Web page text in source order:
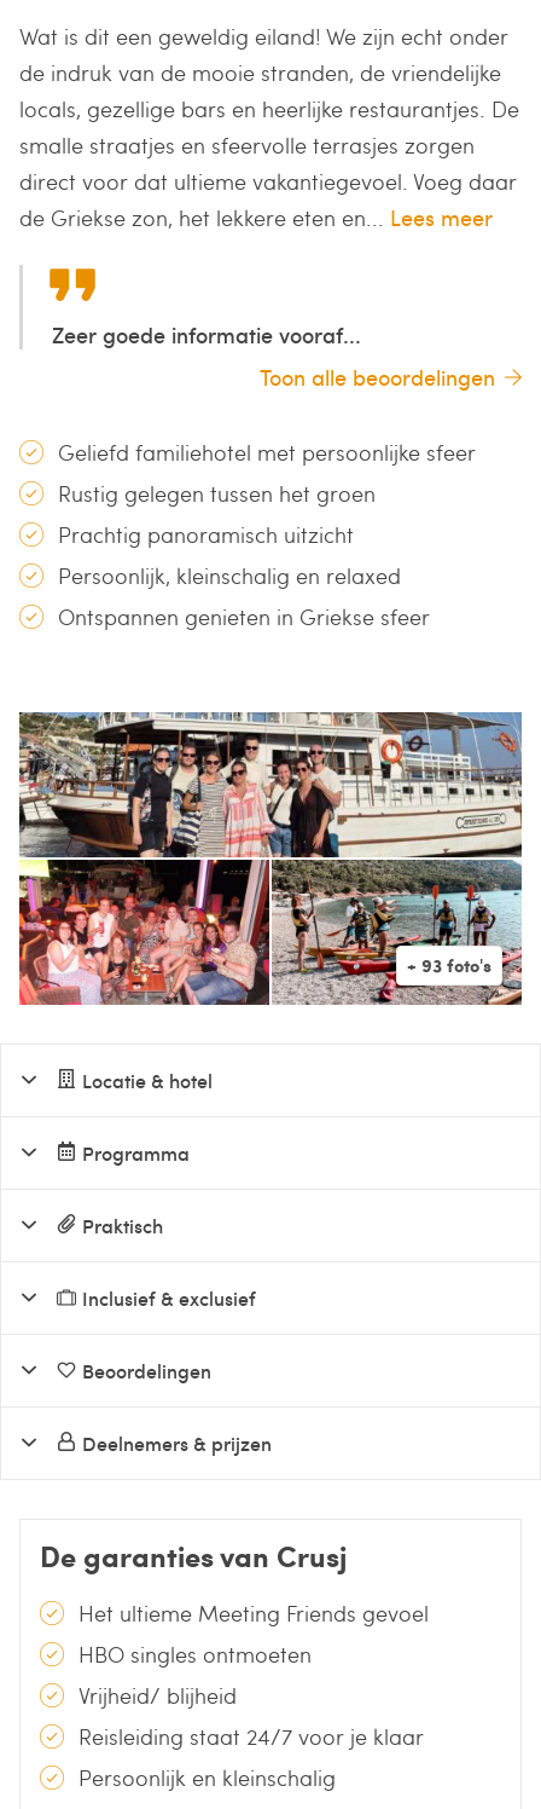
Wat is dit een geweldig eiland! We zijn echt onder
de indruk van de mooie stranden, de vriendelijke
locals, gezellige bars en heerlijke restaurantjes. De
smalle straatjes en sfeervolle terrasjes zorgen
direct voor dat ultieme vakantiegevoel. Voeg daar
de Griekse zon, het lekkere eten en... Lees meer
Zeer goede informatie vooraf...
Toon alle beoordelingen
Geliefd familiehotel met persoonlijke sfeer
Rustig gelegen tussen het groen
Prachtig panoramisch uitzicht
Persoonlijk, kleinschalig en relaxed
Ontspannen genieten in Griekse sfeer
Locatie & hotel
Programma
Praktisch
Inclusief & exclusief
Beoordelingen
Deelnemers & prijzen
De garanties van Crusj
Het ultieme Meeting Friends gevoel
HBO singles ontmoeten
Vrijheid/ blijheid
Reisleiding staat 24/7 voor je klaar
Persoonlijk en kleinschalig